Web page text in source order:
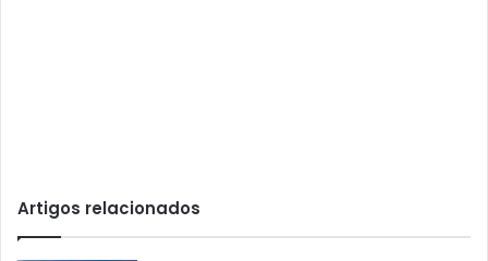
Artigos relacionados